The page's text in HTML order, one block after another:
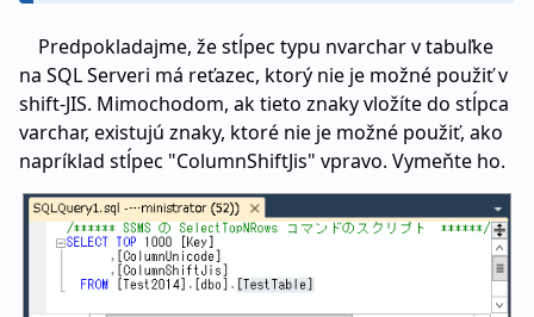
Predpokladajme, že stĺpec typu nvarchar v tabuľke
na SQL Serveri má reťazec, ktorý nie je možné použiť v
shift-JIS. Mimochodom, ak tieto znaky vložíte do stĺpca
varchar, existujú znaky, ktoré nie je možné použiť, ako
napríklad stĺpec "ColumnShiftJis" vpravo. Vymeňte ho.